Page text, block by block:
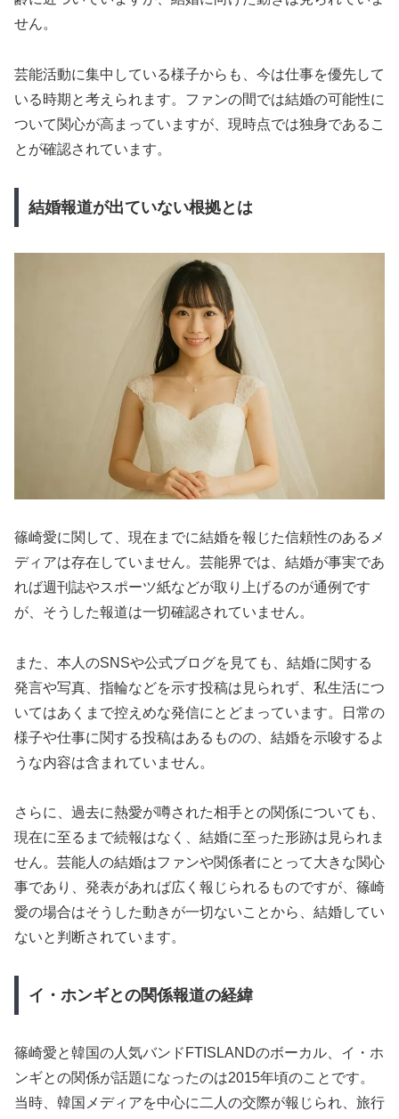
せん。
芸能活動に集中している様子からも、今は仕事を優先して
いる時期と考えられます。ファンの間では結婚の可能性に
ついて関心が高まっていますが、現時点では独身であるこ
とが確認されています。
結婚報道が出ていない根拠とは
篠崎愛に関して、現在までに結婚を報じた信頼性のあるメ
ディアは存在していません。芸能界では、結婚が事実であ
れば週刊誌やスポーツ紙などが取り上げるのが通例です
が、そうした報道は一切確認されていません。
また、本人のSNSや公式ブログを見ても、結婚に関する
発言や写真、指輪などを示す投稿は見られず、私生活につ
いてはあくまで控えめな発信にとどまっています。日常の
様子や仕事に関する投稿はあるものの、結婚を示唆するよ
うな内容は含まれていません。
さらに、過去に熱愛が噂された相手との関係についても、
現在に至るまで続報はなく、結婚に至った形跡は見られま
せん。芸能人の結婚はファンや関係者にとって大きな関心
事であり、発表があれば広く報じられるものですが、篠崎
愛の場合はそうした動きが一切ないことから、結婚してい
ないと判断されています。
イ・ホンギとの関係報道の経緯
篠崎愛と韓国の人気バンドFTISLANDのボーカル、イ・ホ
ンギとの関係が話題になったのは2015年頃のことです。
当時、韓国メディアを中心に二人の交際が報じられ、旅行